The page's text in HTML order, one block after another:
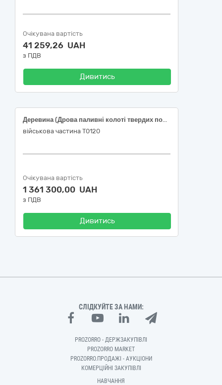
Очікувана вартість
41 259,26 UAH
з ПДВ
Дивитись
Деревина (Дрова паливні колоті твердих порід)
військова частина Т0120
Очікувана вартість
1 361 300,00 UAH
з ПДВ
Дивитись
СЛІДКУЙТЕ ЗА НАМИ:
PROZORRO - ДЕРЖЗАКУПІВЛІ
PROZORRO MARKET
PROZORRO.ПРОДАЖІ - АУКЦІОНИ
КОМЕРЦІЙНІ ЗАКУПІВЛІ
НАВЧАННЯ